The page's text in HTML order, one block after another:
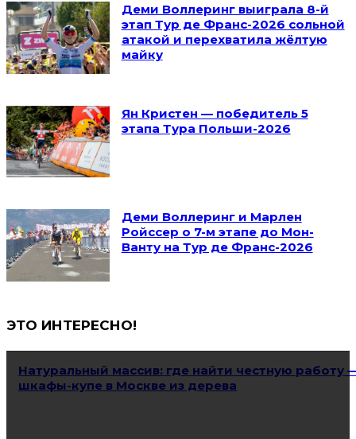
Деми Воллеринг выиграла 8-й
этап Тур де Франс-2026 сольной
атакой и перехватила жёлтую
майку
Ян Кристен — победитель 5
этапа Тура Польши-2026
Деми Воллеринг и Марлен
Ройссер о 7-м этапе до Мон-
Ванту на Тур де Франс-2026
ЭТО ИНТЕРЕСНО!
Натуральный массив: где найти честную работу
шкафы-купе в Москве из дерева